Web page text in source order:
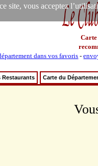
site, vous acceptez
Carte
dans vos favoris -
Restaurants Carte du